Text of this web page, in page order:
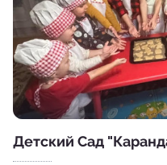
Детский Сад